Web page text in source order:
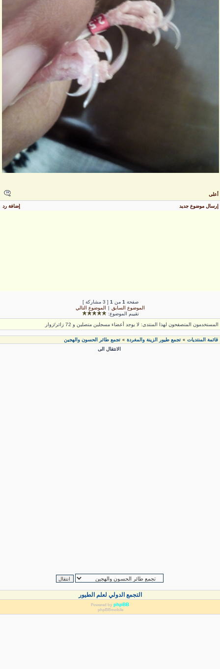
أعلى
إرسال موضوع جديد إضافة رد
صفحة1 من [ 3 مشاركة ]
الموضوع السابق| الموضوع التالي
تقييم الموضوع:
المستخدمون المتصفحون لهذا المنتدى: لا يوجد أعضاء مسجلين متصلين و 72 زائر/زوار
قائمة المنتديات» تجمع طيور الزينة والمغردة» تجمع طائر الحسون والهجين
الانتقال الى
التجمع الدولي لعلم الطيور
Powered byphpBB
phpBBmobile